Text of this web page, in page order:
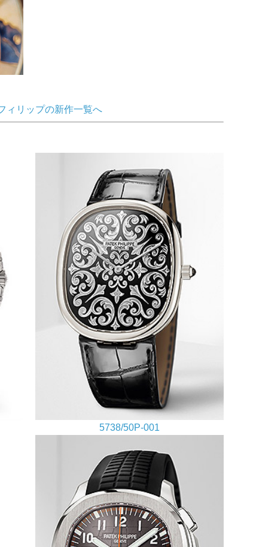
ィリップの新作一覧へ
5738/50P-001